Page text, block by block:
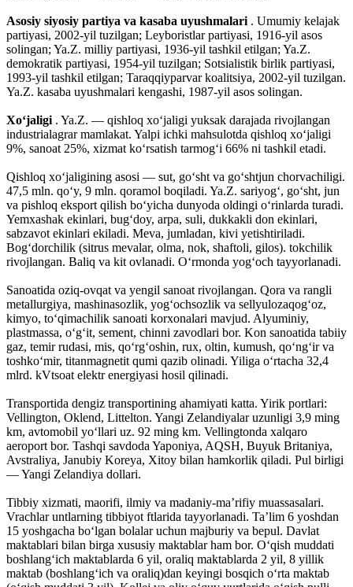
Asosiy siyosiy partiya va kasaba uyushmalari . Umumiy kelajak
partiyasi, 2002-yil tuzilgan; Leyboristlar partiyasi, 1916-yil asos
solingan; Ya.Z. milliy partiyasi, 1936-yil tashkil etilgan; Ya.Z.
demokratik partiyasi, 1954-yil tuzilgan; Sotsialistik birlik partiyasi,
1993-yil tashkil etilgan; Taraqqiyparvar koalitsiya, 2002-yil tuzilgan.
Ya.Z. kasaba uyushmalari kengashi, 1987-yil asos solingan.
Xoʻjaligi . Ya.Z. — qishloq xoʻjaligi yuksak darajada rivojlangan
industrialagrar mamlakat. Yalpi ichki mahsulotda qishloq xoʻjaligi
9%, sanoat 25%, xizmat koʻrsatish tarmogʻi 66% ni tashkil etadi.
Qishloq xoʻjaligining asosi — sut, goʻsht va goʻshtjun chorvachiligi.
47,5 mln. qoʻy, 9 mln. qoramol boqiladi. Ya.Z. sariyogʻ, goʻsht, jun
va pishloq eksport qilish boʻyicha dunyoda oldingi oʻrinlarda turadi.
Yemxashak ekinlari, bugʻdoy, arpa, suli, dukkakli don ekinlari,
sabzavot ekinlari ekiladi. Meva, jumladan, kivi yetishtiriladi.
Bogʻdorchilik (sitrus mevalar, olma, nok, shaftoli, gilos). tokchilik
rivojlangan. Baliq va kit ovlanadi. Oʻrmonda yogʻoch tayyorlanadi.
Sanoatida oziq-ovqat va yengil sanoat rivojlangan. Qora va rangli
metallurgiya, mashinasozlik, yogʻochsozlik va sellyulozaqogʻoz,
kimyo, toʻqimachilik sanoati korxonalari mavjud. Alyuminiy,
plastmassa, oʻgʻit, sement, chinni zavodlari bor. Kon sanoatida tabiiy
gaz, temir rudasi, mis, qoʻrgʻoshin, rux, oltin, kumush, qoʻngʻir va
toshkoʻmir, titanmagnetit qumi qazib olinadi. Yiliga oʻrtacha 32,4
mlrd. kVtsoat elektr energiyasi hosil qilinadi.
Transportida dengiz transportining ahamiyati katta. Yirik portlari:
Vellington, Oklend, Littelton. Yangi Zelandiyalar uzunligi 3,9 ming
km, avtomobil yoʻllari uz. 92 ming km. Vellingtonda xalqaro
aeroport bor. Tashqi savdoda Yaponiya, AQSH, Buyuk Britaniya,
Avstraliya, Janubiy Koreya, Xitoy bilan hamkorlik qiladi. Pul birligi
— Yangi Zelandiya dollari.
Tibbiy xizmati, maorifi, ilmiy va madaniy-maʼrifiy muassasalari.
Vrachlar untlarning tibbiyot ftlarida tayyorlanadi. Taʼlim 6 yoshdan
15 yoshgacha boʻlgan bolalar uchun majburiy va bepul. Davlat
maktablari bilan birga xususiy maktablar ham bor. Oʻqish muddati
boshlangʻich maktablarda 6 yil, oraliq maktablarda 2 yil, 8 yillik
maktab (boshlangʻich va oraliq)dan keyingi bosqich oʻrta maktab